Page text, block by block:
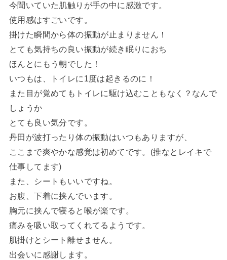
今聞いていた肌触りが手の中に感激です。
使用感はすごいです。
掛けた瞬間から体の振動が止まりません！
とても気持ちの良い振動が続き眠りにおち
ほんとにもう朝でした！
いつもは、トイレに1度は起きるのに！
また目が覚めてもトイレに駆け込むこともなく？なんで
しょうか
とても良い気分です。
丹田が波打ったり体の振動はいつもありますが、
ここまで爽やかな感覚は初めてです。(推なとレイキで
仕事してます)
また、シートもいいですね。
お腹、下着に挟んでいます。
胸元に挟んで寝ると喉が楽です。
痛みを吸い取ってくれてるようです。
肌掛けとシート離せません。
出会いに感謝します。